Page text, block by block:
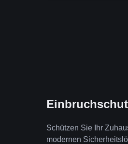
Schützen Sie Ihr
modernen